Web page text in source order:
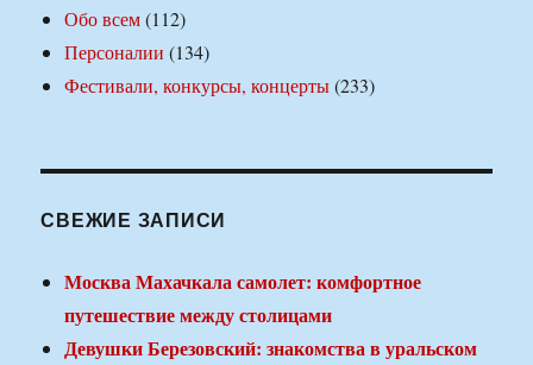
Обо всем(112)
Персоналии (134)
Фестивали, конкурсы, концерты(233)
СВЕЖИЕ ЗАПИСИ
Москва Махачкала самолет: комфортное
путешествие между столицами
Девушки Березовский: знакомства в уральском